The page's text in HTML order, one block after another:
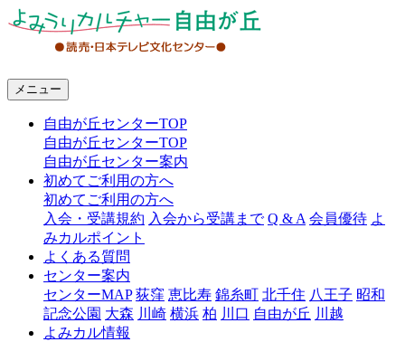
ャ
由
メニュー
自由が丘センターTOP
自由が丘センターTOP
自由が丘センター案内
初めてご利用の方へ
初めてご利用の方へ
入会・受講規約 入会から受講まで Q & A 会員優待 よ
みカルポイント
よくある質問
センター案内
センターMAP 荻窪 恵比寿 錦糸町 北千住 八王子 昭和
記念公園 大森 川崎 横浜 柏 川口 自由が丘 川越
よみカル情報